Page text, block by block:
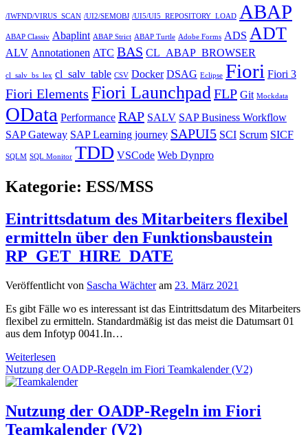
/IWFND/VIRUS_SCAN /UI2/SEMOBJ /UI5/UI5_REPOSITORY_LOAD ABAP
ABAP Classiv Abaplint ABAP Strict ABAP Turtle Adobe Forms ADS ADT
ALV Annotationen ATC BAS CL_ABAP_BROWSER
cl_salv_bs_lex cl_salv_table CSV Docker DSAG Eclipse Fiori Fiori 3
Fiori Elements Fiori LaunchpadFLP Git Mockdata
OData Performance RAP SALV SAP Business Workflow
SAP Gateway SAP Learning journey SAPUI5 SCI Scrum SICF
SQLM SQL Monitor TDD VSCode Web Dynpro
Kategorie: ESS/MSS
Eintrittsdatum des Mitarbeiters flexibel
ermitteln über den Funktionsbaustein
RP_GET_HIRE_DATE
Veröffentlicht von Sascha Wächteram 23. März 2021
Es gibt Fälle wo es interessant ist das Eintrittsdatum des Mitarbeiters
flexibel zu ermitteln. Standardmäßig ist das meist die Datumsart 01
aus dem Infotyp 0041.In…
Weiterlesen
des
Mitarbeiters
ermitteln
über
den
Nutzung der OADP-Regeln im Fiori Teamkalender (V2)
Nutzung der OADP-Regeln im Fiori
Teamkalender (V2)